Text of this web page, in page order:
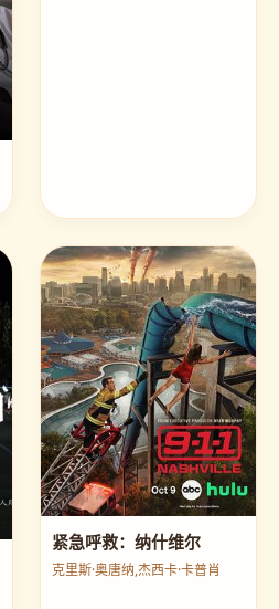
紧急呼救：纳什维尔
克里斯·奥唐纳,杰西卡·卡普肖